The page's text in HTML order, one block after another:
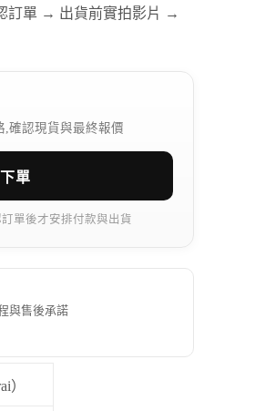
訂單 → 出貨前實拍影片 →
,確認現貨與最終報價
單
單後才安排付款與出貨
與售後承諾
）